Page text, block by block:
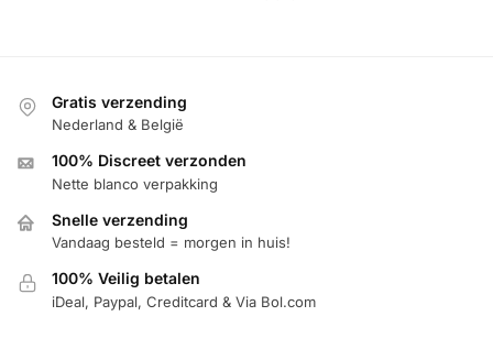
Gratis verzending
Nederland & België
100% Discreet verzonden
Nette blanco verpakking
Snelle verzending
Vandaag besteld = morgen in huis!
100% Veilig betalen
iDeal, Paypal, Creditcard & Via Bol.com